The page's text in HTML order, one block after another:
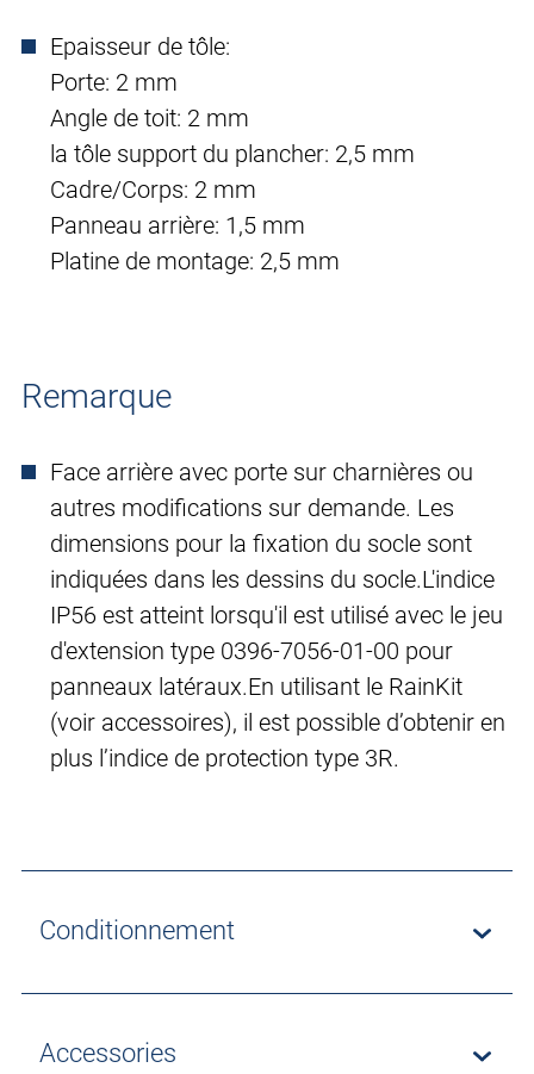
Epaisseur de tôle:
Porte: 2 mm
Angle de toit: 2 mm
la tôle support du plancher: 2,5 mm
Cadre/Corps: 2 mm
Panneau arrière: 1,5 mm
Platine de montage: 2,5 mm
Remarque
Face arrière avec porte sur charnières ou
autres modifications sur demande. Les
dimensions pour la fixation du socle sont
indiquées dans les dessins du socle.L'indice
IP56 est atteint lorsqu'il est utilisé avec le jeu
d'extension type 0396-7056-01-00 pour
panneaux latéraux.En utilisant le RainKit
(voir accessoires), il est possible d’obtenir en
plus l’indice de protection type 3R.
Conditionnement
Accessories